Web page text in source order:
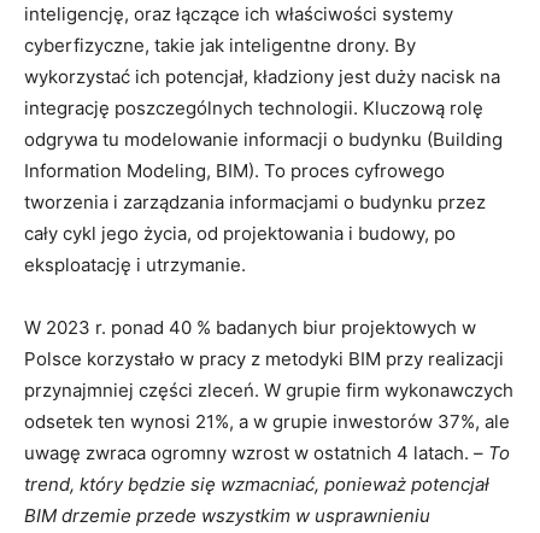
inteligencję, oraz łączące ich właściwości systemy
cyberfizyczne, takie jak inteligentne drony. By
wykorzystać ich potencjał, kładziony jest duży nacisk na
integrację poszczególnych technologii. Kluczową rolę
odgrywa tu modelowanie informacji o budynku (Building
Information Modeling, BIM). To proces cyfrowego
tworzenia i zarządzania informacjami o budynku przez
cały cykl jego życia, od projektowania i budowy, po
eksploatację i utrzymanie.
W 2023 r. ponad 40 % badanych biur projektowych w
Polsce korzystało w pracy z metodyki BIM przy realizacji
przynajmniej części zleceń. W grupie firm wykonawczych
odsetek ten wynosi 21%, a w grupie inwestorów 37%, ale
uwagę zwraca ogromny wzrost w ostatnich 4 latach. – To
trend, który będzie się wzmacniać, ponieważ potencjał
BIM drzemie przede wszystkim w usprawnieniu